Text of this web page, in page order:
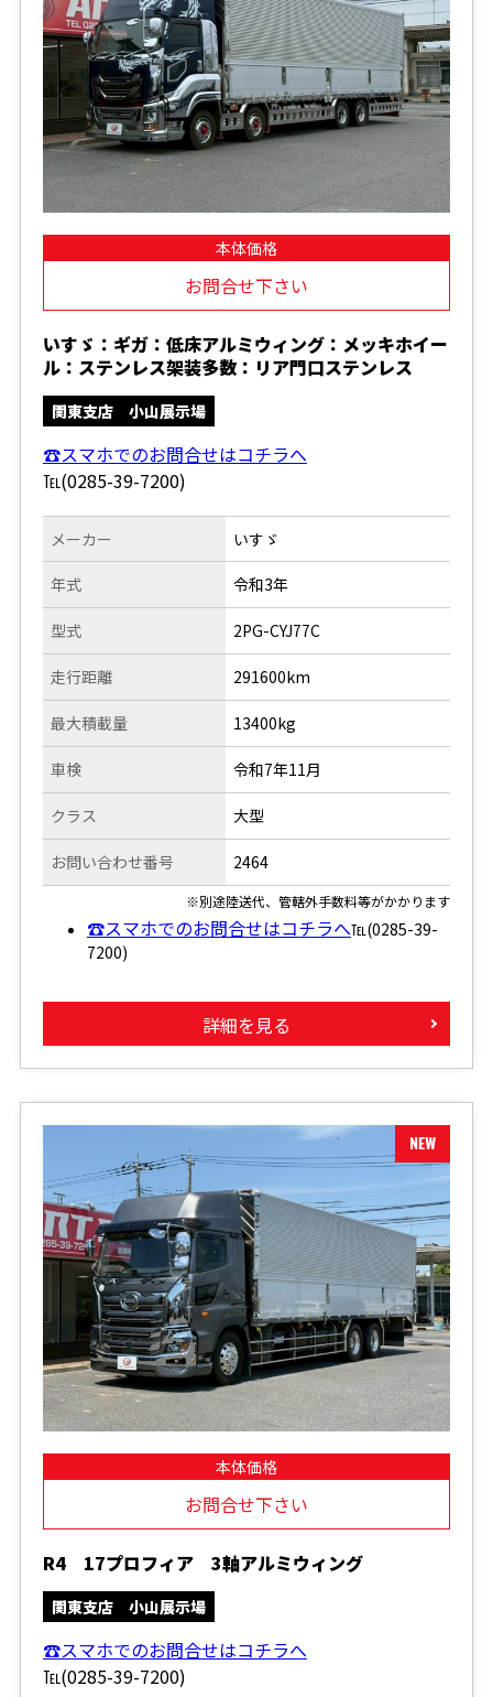
本体価格
お問合せ下さい
いすゞ：ギガ：低床アルミウィング：メッキホイー
ル：ステンレス架装多数：リア門口ステンレス
関東支店 小山展示場
☎スマホでのお問合せはコチラへ
℡(0285-39-7200)
メーカー
年式
型式
走行距離
いすゞ
令和3年
2PG-CYJ77C
291600km
最大積載量
車検
クラス
お問い合わせ番号
13400kg
令和7年11月
大型
2464
※別途陸送代、管轄外手数料等がかかります
☎スマホでのお問合せはコチラへ℡(0285-39-
7200)
詳細を見る
本体価格
お問合せ下さい
R4 17プロフィア 3軸アルミウィング
関東支店 小山展示場
☎スマホでのお問合せはコチラへ
℡(0285-39-7200)